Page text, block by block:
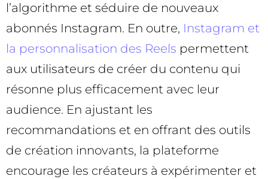
l’algorithme et séduire de nouveaux
abonnés Instagram. En outre, Instagram et
la personnalisation des Reels permettent
aux utilisateurs de créer du contenu qui
résonne plus efficacement avec leur
audience. En ajustant les
recommandations et en offrant des outils
de création innovants, la plateforme
encourage les créateurs à expérimenter et